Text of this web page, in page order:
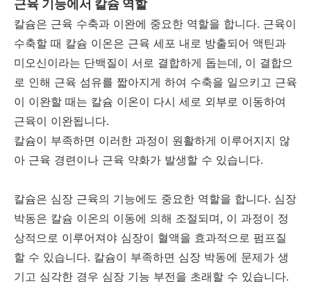
근육 기능에서 칼슘 역할
칼슘은 근육 수축과 이완에 중요한 역할을 합니다. 근육이
수축할 때 칼슘 이온은 근육 세포 내로 방출되어 액틴과
미오신이라는 단백질이 서로 결합하게 돕는데, 이 결합으
로 인해 근육 섬유를 짧아지게 하여 수축을 일으키고 근육
이 이완할 때는 칼슘 이온이 다시 세로 외부로 이동하여
근육이 이완됩니다.
칼슘이 부족하면 이러한 과정이 원활하게 이루어지지 않
아 근육 경련이나 근육 약화가 발생할 수 있습니다.
칼슘은 심장 근육의 기능에도 중요한 역할을 합니다. 심장
박동은 칼슘 이온의 이동에 의해 조절되며, 이 과정이 정
상적으로 이루어져야 심장이 혈액을 효과적으로 펌프질
할 수 있습니다. 칼슘이 부족하면 심장 박동에 문제가 생
기고 심각한 경우 심장 기능 부전을 초래할 수 있습니다.